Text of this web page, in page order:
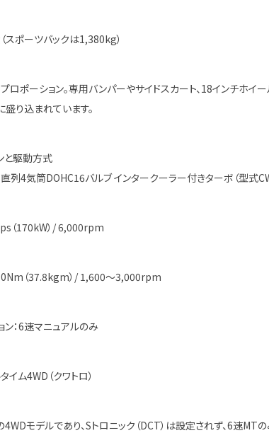
スポーツバックは1,380kg）
ロポーション。専用バンパーやサイドスカート、18インチホイ
り込まれています。
と駆動方式
列4気筒DOHC16バルブ インタークーラー付きターボ（型式
（170kW）/ 6,000rpm
（37.8kgm）/ 1,600～3,000rpm
ン：6速マニュアルのみ
イム4WD（クワトロ）
モデルであり、Sトロニック（DCT）は設定されず、6速MT